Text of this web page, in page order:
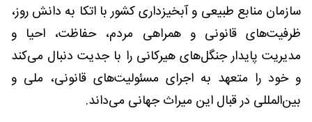
سازمان منابع طبیعی و آبخیزداری کشور با اتکا به دانش روز،
ظرفیت‌های قانونی و همراهی مردم، حفاظت، احیا و
مدیریت پایدار جنگل‌های هیرکانی را با جدیت دنبال می‌کند
و خود را متعهد به اجرای مسئولیت‌های قانونی، ملی و
بین‌المللی در قبال این میراث جهانی می‌داند.